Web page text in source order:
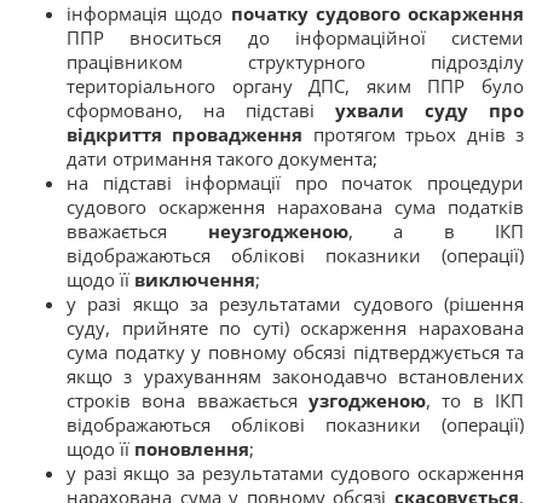
інформація щодо початку судового оскарження
ППР вноситься до інформаційної системи
працівником структурного підрозділу
територіального органу ДПС, яким ППР було
сформовано, на підставі ухвали суду про
відкриття провадження протягом трьох днів з
дати отримання такого документа;
на підставі інформації про початок процедури
судового оскарження нарахована сума податків
вважається неузгодженою, а в ІКП
відображаються облікові показники (операції)
щодо її виключення;
у разі якщо за результатами судового (рішення
суду, прийняте по суті) оскарження нарахована
сума податку у повному обсязі підтверджується та
якщо з урахуванням законодавчо встановлених
строків вона вважається узгодженою, то в ІКП
відображаються облікові показники (операції)
щодо її поновлення;
у разі якщо за результатами судового оскарження
нарахована сума у повному обсязі скасовується,